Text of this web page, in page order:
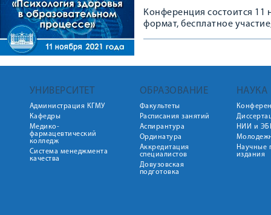
Конференция состоится 11
формат, бесплатное
УНИВЕРСИТЕТ
Администрация КГМУ
Кафедры
Медико-
фармацевтический
колледж
Система менеджмента
качества
ОБРАЗОВАНИЕ
Факультеты
Расписания занятий
Аспирантура
Ординатура
Аккредитация
специалистов
Довузовская
подготовка
НАУКА
НИИ и
Научные
издания